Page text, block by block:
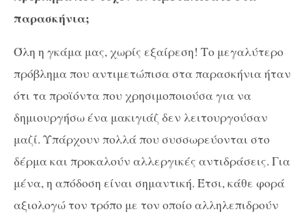
παρασκήνια;
Όλη η γκάμα μας, χωρίς εξαίρεση! Το μεγαλύτερο
πρόβλημα που αντιμετώπισα στα παρασκήνια ήταν
ότι τα προϊόντα που χρησιμοποιούσα για να
δημιουργήσω ένα μακιγιάζ δεν λειτουργούσαν
μαζί. Υπάρχουν πολλά που συσσωρεύονται στο
δέρμα και προκαλούν αλλεργικές αντιδράσεις. Για
μένα, η απόδοση είναι σημαντική. Έτσι, κάθε φορά
αξιολογώ τον τρόπο με τον οποίο αλληλεπιδρούν